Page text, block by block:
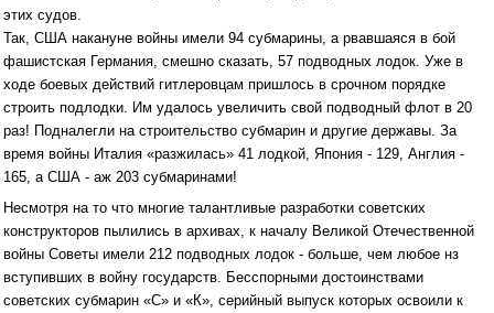
этих судов.
Так, США накануне войны имели 94 субмарины, а рвавшаяся в бой
фашистская Германия, смешно сказать, 57 подводных лодок. Уже в
ходе боевых действий гитлеровцам пришлось в срочном порядке
строить подлодки. Им удалось увеличить свой подводный флот в 20
раз! Подналегли на строительство субмарин и другие державы. За
время войны Италия «разжилась» 41 лодкой, Япония - 129, Англия -
165, а США - аж 203 субмаринами!
Несмотря на то что многие талантливые разработки советских
конструкторов пылились в архивах, к началу Великой Отечественной
войны Советы имели 212 подводных лодок - больше, чем любое нз
вступивших в войну государств. Бесспорными достоинствами
советских субмарин «С» и «К», серийный выпуск которых освоили к